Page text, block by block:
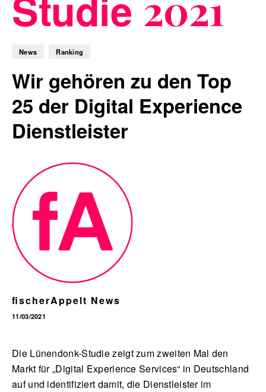
Blog
Nachhaltigkeit
Kontakt
English
News Ranking
Wir gehören zu den Top
25 der Digital Experience
Dienstleister
fischerAppelt News
11/03/2021
Die Lünendonk-Studie zeigt zum zweiten Mal den
Markt für „Digital Experience Services“ in Deutschland
auf und identifiziert damit, die Dienstleister im